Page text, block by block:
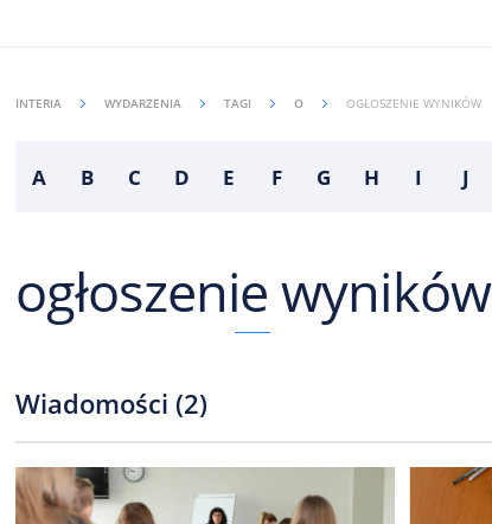
INTERIA WYDARZENIA TAGI O OGŁOSZENIE WYNIKÓW
A B C D E F G H I J
ogłoszenie wyników
Wiadomości (2)